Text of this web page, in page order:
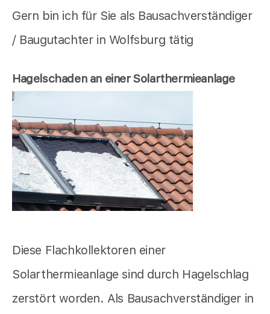
Gern bin ich für Sie als Bausachverständiger
/ Baugutachter in Wolfsburg tätig
Hagelschaden an einer Solarthermieanlage
Diese Flachkollektoren einer
Solarthermieanlage sind durch Hagelschlag
zerstört worden. Als Bausachverständiger in